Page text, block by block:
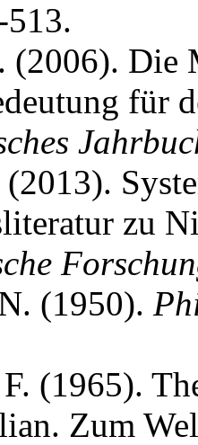
(2006). Die
für
zu
(1950).
(1965).
Zum